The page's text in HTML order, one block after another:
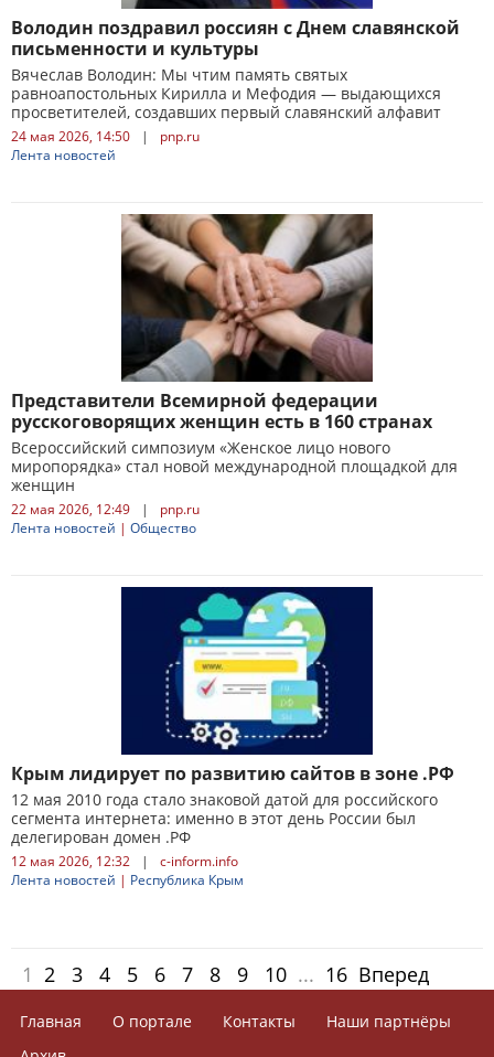
Володин поздравил россиян с Днем славянской
письменности и культуры
Вячеслав Володин: Мы чтим память святых
равноапостольных Кирилла и Мефодия — выдающихся
просветителей, создавших первый славянский алфавит
24 мая 2026, 14:50 |
pnp.ru
Лента новостей
Представители Всемирной федерации
русскоговорящих женщин есть в 160 странах
Всероссийский симпозиум «Женское лицо нового
миропорядка» стал новой международной площадкой для
женщин
22 мая 2026, 12:49 |
pnp.ru
Лента новостей | Общество
Крым лидирует по развитию сайтов в зоне .РФ
12 мая 2010 года стало знаковой датой для российского
сегмента интернета: именно в этот день России был
делегирован домен .РФ
12 мая 2026, 12:32 |
c-inform.info
Лента новостей | Республика Крым
1 2 3 4 5 6 7 8 9 10 ... 16 Вперед
Главная О портале Контакты
Наши партнёры